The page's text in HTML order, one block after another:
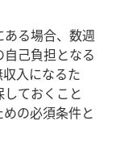
る場合、数週
己負担となる
入になるた
ておくこと
の必須条件と